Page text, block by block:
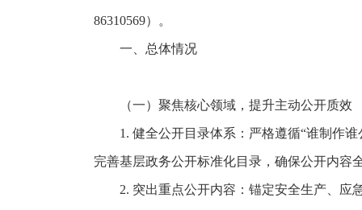
86310569）。
一、总体情况
（一）聚焦核心领域，提升主动公开质效
1. 健全公开目录体系：严格遵循“谁制作
完善基层政务公开标准化目录，确保公开内容
2. 突出重点公开内容：锚定安全生产、应